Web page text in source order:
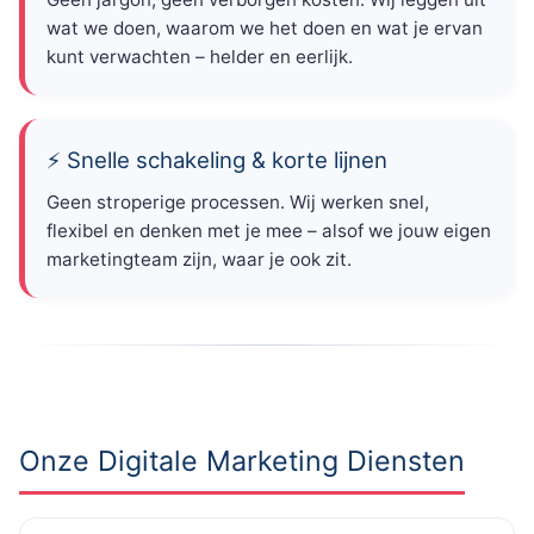
wat we doen, waarom we het doen en wat je ervan
kunt verwachten – helder en eerlijk.
⚡ Snelle schakeling & korte lijnen
Geen stroperige processen. Wij werken snel,
flexibel en denken met je mee – alsof we jouw eigen
marketingteam zijn, waar je ook zit.
Onze Digitale Marketing Diensten